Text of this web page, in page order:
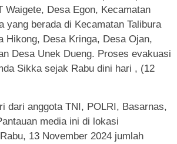
Waigete, Desa Egon, Kecamatan
yang berada di Kecamatan Talibura
Hikong, Desa Kringa, Desa Ojan,
Desa Unek Dueng. Proses evakuasi
Sikka sejak Rabu dini hari , (12
dari anggota TNI, POLRI, Basarnas,
media ini di lokasi
13 November 2024 jumlah